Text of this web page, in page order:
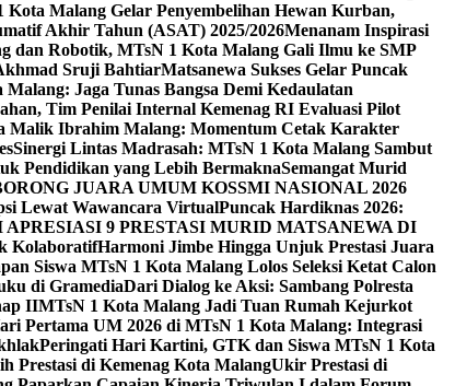
Kota Malang Gelar Penyembelihan Hewan Kurban,
Akhir Tahun (ASAT) 2025/2026Menanam Inspirasi
dan Robotik, MTsN 1 Kota Malang Gali Ilmu ke SMP
Sruji BahtiarMatsanewa Sukses Gelar Puncak
Jaga Tunas Bangsa Demi Kedaulatan
Tim Penilai Internal Kemenag RI Evaluasi Pilot
Malik Ibrahim Malang: Momentum Cetak Karakter
Sinergi Lintas Madrasah: MTsN 1 Kota Malang Sambut
Pendidikan yang Lebih BermaknaSemangat Murid
JUARA UMUM KOSSMI NASIONAL 2026
Lewat Wawancara VirtualPuncak Hardiknas 2026:
9 PRESTASI MURID MATSANEWA DI
KolaboratifHarmoni Jimbe Hingga Unjuk Prestasi Juara
Siswa MTsN 1 Kota Malang Lolos Seleksi Ketat Calon
di GramediaDari Dialog ke Aksi: Sambang Polresta
IIMTsN 1 Kota Malang Jadi Tuan Rumah Kejurkot
Pertama UM 2026 di MTsN 1 Kota Malang: Integrasi
Peringati Hari Kartini, GTK dan Siswa MTsN 1 Kota
Prestasi di Kemenag Kota MalangUkir Prestasi di